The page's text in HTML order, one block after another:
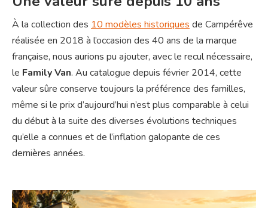
À la collection des 10 modèles historiques de Campérêve
réalisée en 2018 à l’occasion des 40 ans de la marque
française, nous aurions pu ajouter, avec le recul nécessaire,
le Family Van. Au catalogue depuis février 2014, cette
valeur sûre conserve toujours la préférence des familles,
même si le prix d’aujourd’hui n’est plus comparable à celui
du début à la suite des diverses évolutions techniques
qu’elle a connues et de l’inflation galopante de ces
dernières années.